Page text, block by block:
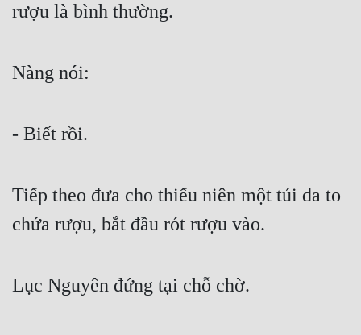
Mưu Mô
Mỹ Thực
Ngược
Nữ Cường
Phong Thủy - Tâm Linh
rượu là bình thường.
Nàng nói:
- Biết rồi.
Tiếp theo đưa cho thiếu niên một túi da to
chứa rượu, bắt đầu rót rượu vào.
Lục Nguyên đứng tại chỗ chờ.